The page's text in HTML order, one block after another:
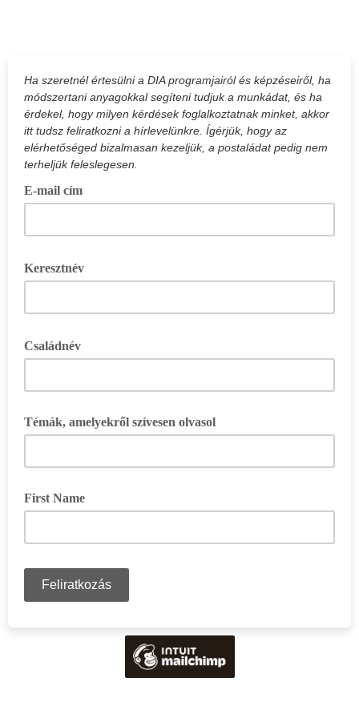
Ha szeretnél értesülni a DIA programjairól és képzéseiről, ha
módszertani anyagokkal segíteni tudjuk a munkádat, és ha
érdekel, hogy milyen kérdések foglalkoztatnak minket, akkor
itt tudsz feliratkozni a hírlevelünkre. Ígérjük, hogy az
elérhetőséged bizalmasan kezeljük, a postaládat pedig nem
terheljük feleslegesen.
E-mail cím
Keresztnév
Családnév
Témák, amelyekről szívesen olvasol
First Name